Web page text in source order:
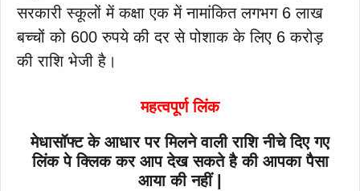
सरकारी स्कूलों में कक्षा एक में नामांकित लगभग 6 लाख
बच्चों को 600 रुपये की दर से पोशाक के लिए 6 करोड़
की राशि भेजी है।
महत्वपूर्ण लिंक
मेधासॉफ्ट के आधार पर मिलने वाली राशि नीचे दिए गए
लिंक पे क्लिक कर आप देख सकते है की आपका पैसा
आया की नहीं |